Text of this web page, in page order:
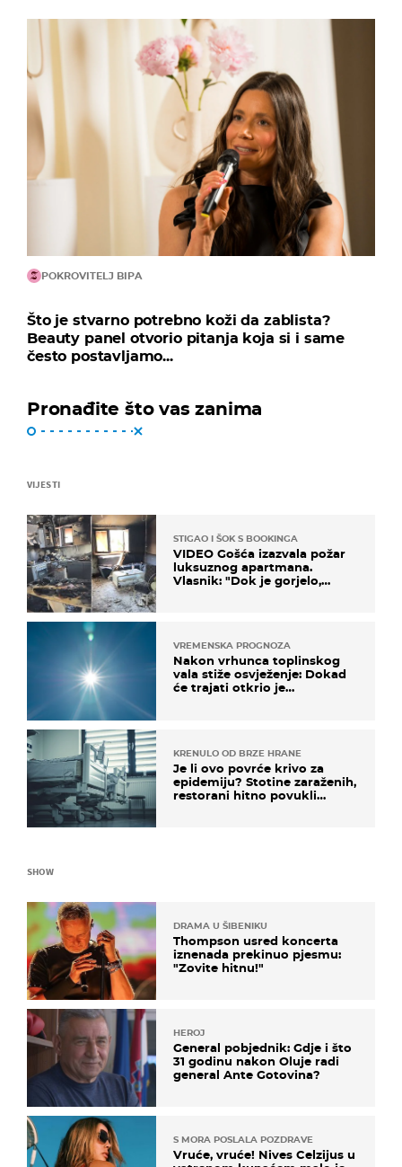
POKROVITELJ BIPA
Što je stvarno potrebno koži da zablista?
Beauty panel otvorio pitanja koja si i same
često postavljamo...
Pronađite što vas zanima
VIJESTI
STIGAO I ŠOK S BOOKINGA
VIDEO Gošća izazvala požar
luksuznog apartmana.
Vlasnik: "Dok je gorjelo,
VREMENSKA PROGNOZA
Nakon vrhunca toplinskog
vala stiže osvježenje: Dokad
će trajati otkrio je
KRENULO OD BRZE HRANE
Je li ovo povrće krivo za
epidemiju? Stotine zaraženih,
restorani hitno povukli
SHOW
DRAMA U ŠIBENIKU
Thompson usred koncerta
iznenada prekinuo pjesmu:
"Zovite hitnu!"
HEROJ
General pobjednik: Gdje i što
31 godinu nakon Oluje radi
general Ante Gotovina?
S MORA POSLALA POZDRAVE
Vruće, vruće! Nives Celzijus u